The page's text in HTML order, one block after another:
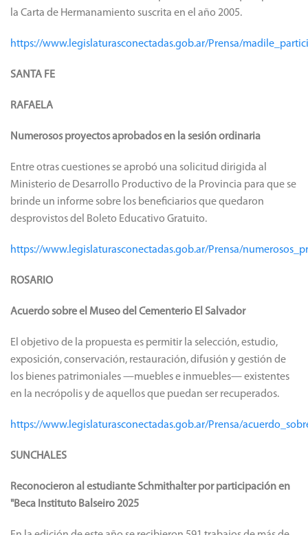
la Carta de Hermanamiento suscrita en el año 2005.
https://www.legislaturasconectadas.gob.ar/Prensa/
SANTA FE
RAFAELA
Numerosos proyectos aprobados en la sesión ordinaria
Entre otras cuestiones se aprobó una solicitud dirigida al
Ministerio de Desarrollo Productivo de la Provincia para que se
brinde un informe sobre los beneficiarios que quedaron
desprovistos del Boleto Educativo Gratuito.
https://www.legislaturasconectadas.gob.ar/Prensa/
ROSARIO
Acuerdo sobre el Museo del Cementerio El Salvador
El objetivo de la propuesta es permitir la selección, estudio,
exposición, conservación, restauración, difusión y gestión de
los bienes patrimoniales —muebles e inmuebles— existentes
en la necrópolis y de aquellos que puedan ser recuperados.
https://www.legislaturasconectadas.gob.ar/Prensa/
SUNCHALES
Reconocieron al estudiante Schmithalter por participación en
"Beca Instituto Balseiro 2025